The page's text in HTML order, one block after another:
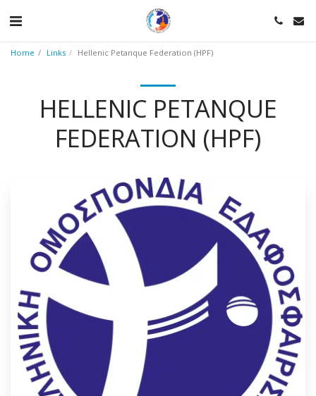
Home Links Hellenic Petanque Federation (HPF)
HELLENIC PETANQUE
FEDERATION (HPF)